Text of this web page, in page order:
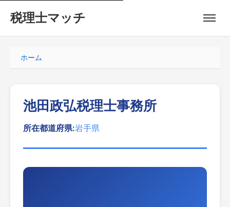
税理士マッチ
ホーム
池田政弘税理士事務所
所在都道府県:岩手県